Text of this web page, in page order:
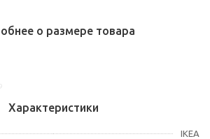
о размере товара
Характеристики
IKEA